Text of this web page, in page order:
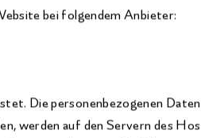
bei folgendem Anbieter:
Die personenbezogenen
werden auf den Servern des